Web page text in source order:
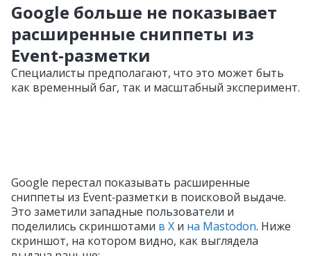
Google больше не показывает
расширенные сниппеты из
Event-разметки
Специалисты предполагают, что это может быть
как временный баг, так и масштабный эксперимент.
Google перестал показывать расширенные
сниппеты из Event‑разметки в поисковой выдаче.
Это заметили западные пользователи и
поделились скриншотами в X и на Mastodon. Ниже
скриншот, на котором видно, как выглядела